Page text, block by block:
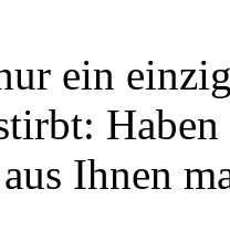
ein
Ihnen